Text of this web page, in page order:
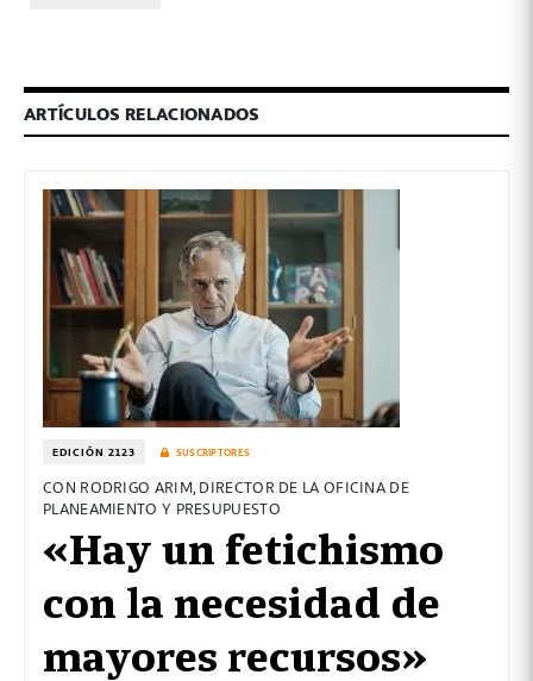
ARTÍCULOS RELACIONADOS
EDICIÓN 2123 SUSCRIPTORES
CON RODRIGO ARIM, DIRECTOR DE LA OFICINA DE
PLANEAMIENTO Y PRESUPUESTO
«Hay un fetichismo
con la necesidad de
mayores recursos»